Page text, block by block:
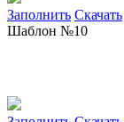
Заполнить Скачать
Шаблон №10